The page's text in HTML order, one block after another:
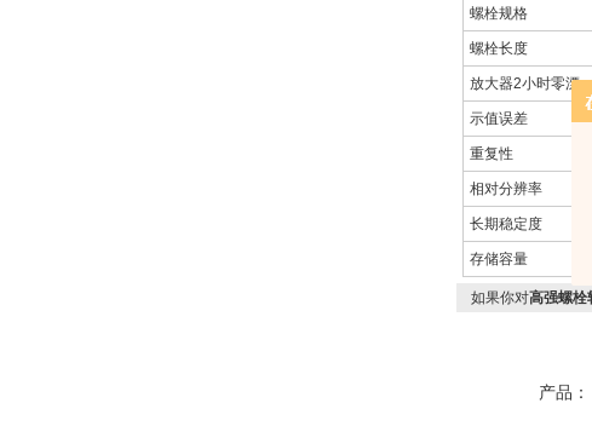
螺栓规格
螺栓长度
放大器2小时零漂
示值误差
重复性
相对分辨率
长期稳定度
存储容量
如果你对高强螺栓
产品：